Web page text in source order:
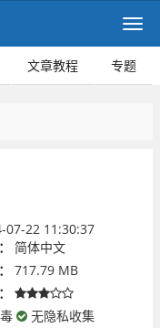
文章教程 专题
07-22 11:30:37
简体中文
717.79 MB
无隐私收集